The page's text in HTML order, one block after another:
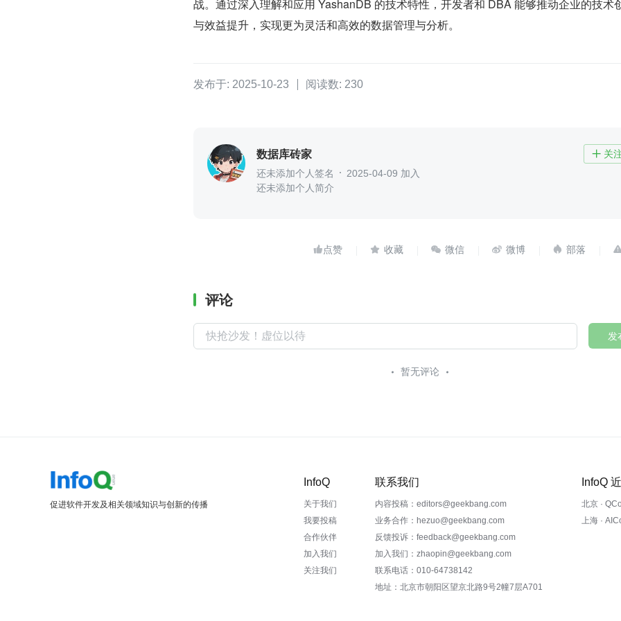
战。通过深入理解和应用 YashanDB 的技术特性，开发者和 DBA 能够推动企业的技术
与效益提升，实现更为灵活和高效的数据管理与分析。
发布于: 2025-10-23 阅读数: 230
数据库砖家  关
还未添加个人签名
2025-04-09 加入
还未添加个人简介
    
评论
发
暂无评论
促进软件开发及相关领域知识与创新的传播
InfoQ
关于我们
我要投稿
合作伙伴
加入我们
关注我们
联系我们
内容投稿：editors@geekbang.com
业务合作：hezuo@geekbang.com
反馈投诉：feedback@geekbang.com
加入我们：zhaopin@geekbang.com
联系电话：010-64738142
地址：北京市朝阳区望京北路9号2幢7层A701
InfoQ
北京 ·
上海 ·